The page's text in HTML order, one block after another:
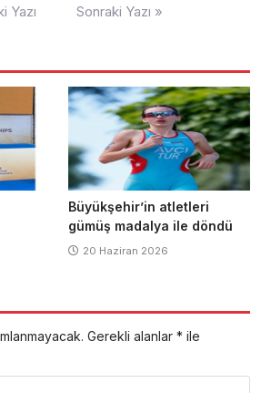
Yazı Sonraki Yazı »
Büyükşehir’in atletleri
gümüş madalya ile döndü
20 Haziran 2026
Gerekli alanlar * ile